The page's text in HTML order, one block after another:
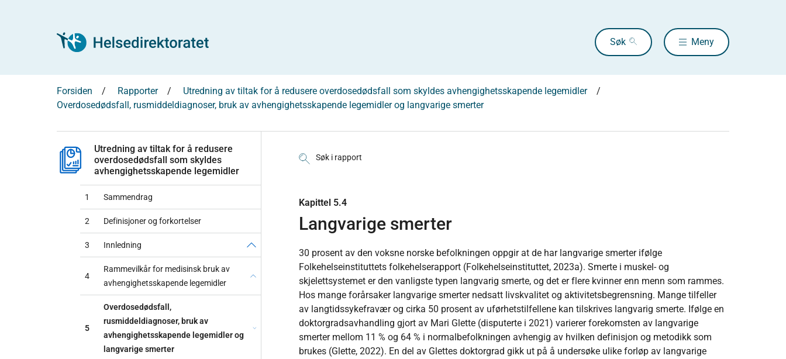
Søk Meny
Forsiden Rapporter
Utredning av tiltak for å redusere overdosedødsfall som skyldes avhengighetsskapende legemidler
Overdosedødsfall, rusmiddeldiagnoser, bruk av avhengighetsskapende legemidler og langvarige smerter
Utredning av tiltak for å redusere
overdosedødsfall som skyldes
avhengighetsskapende legemidler
1 Sammendrag
2 Definisjoner og forkortelser
3 Innledning
4
Rammevilkår for medisinsk bruk av
avhengighetsskapende legemidler
5
Overdosedødsfall,
rusmiddeldiagnoser, bruk av
avhengighetsskapende legemidler og
langvarige smerter
Søk i rapport
Kapittel 5.4
Langvarige smerter
30 prosent av den voksne norske befolkningen oppgir at de har langvarige smerter ifølge
Folkehelseinstituttets folkehelserapport (Folkehelseinstituttet, 2023a). Smerte i muskel- og
skjelettsystemet er den vanligste typen langvarig smerte, og det er flere kvinner enn menn som rammes.
Hos mange forårsaker langvarige smerter nedsatt livskvalitet og aktivitetsbegrensning. Mange tilfeller
av langtidssykefravær og cirka 50 prosent av uførhetstilfellene kan tilskrives langvarig smerte. Ifølge en
doktorgradsavhandling gjort av Mari Glette (disputerte i 2021) varierer forekomsten av langvarige
smerter mellom 11 % og 64 % i normalbefolkningen avhengig av hvilken definisjon og metodikk som
brukes (Glette, 2022). En del av Glettes doktorgrad gikk ut på å undersøke ulike forløp av langvarige